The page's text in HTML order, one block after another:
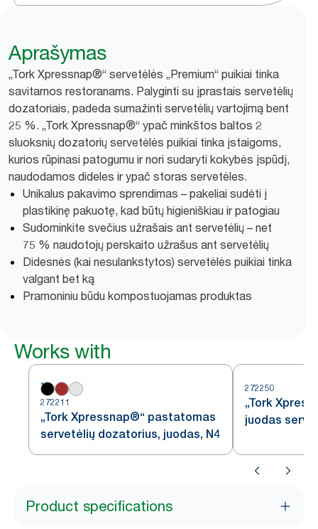
Aprašymas
„Tork Xpressnap®“ servetėlės „Premium“ puikiai tinka
savitarnos restoranams. Palyginti su įprastais servetėlių
dozatoriais, padeda sumažinti servetėlių vartojimą bent
25 %. „Tork Xpressnap®“ ypač minkštos baltos 2
sluoksnių dozatorių servetėlės puikiai tinka įstaigoms,
kurios rūpinasi patogumu ir nori sudaryti kokybės įspūdį,
naudodamos dideles ir ypač storas servetėles.
Unikalus pakavimo sprendimas – pakeliai sudėti į
plastikinę pakuotę, kad būtų higieniškiau ir patogiau
Sudominkite svečius užrašais ant servetėlių – net
75 % naudotojų perskaito užrašus ant servetėlių
Didesnės (kai nesulankstytos) servetėlės puikiai tinka
valgant bet ką
Pramoniniu būdu kompostuojamas produktas
Works with
272211
„Tork Xpressnap®“ pastatomas
servetėlių dozatorius, juodas, N4
272250
„Tork
juodas
Product specifications